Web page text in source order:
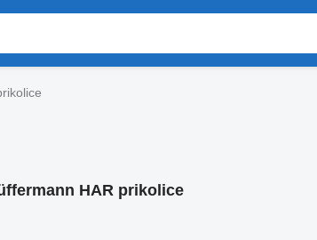
HAR prikolice